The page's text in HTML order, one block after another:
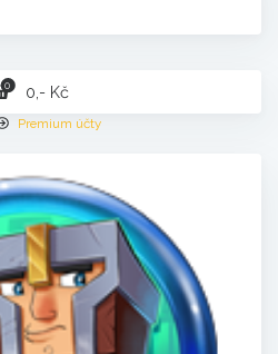
0 0,- Kč
Premium účty